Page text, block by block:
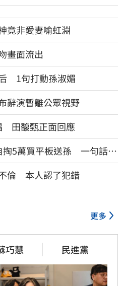
竟非愛妻喻虹淵
畫面流出
1句打動孫淑媚
辭演暫離公眾視野
田馥甄正面回應
掏5萬買平板送孫 一句話愣
倫 本人認了犯錯
更多
巧慧 民進黨